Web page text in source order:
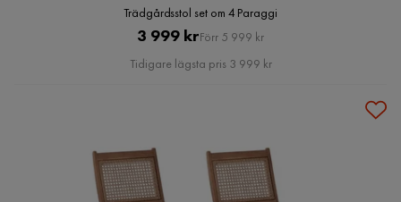
Trädgårdsstol set om 4 Paraggi
Pris
3 999 krOriginal
Pris
Förr 5 999 kr
Tidigare lägsta pris 3 999 kr